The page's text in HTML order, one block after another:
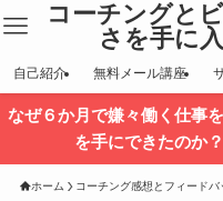
コーチングと
さを手に
自己紹介 無料メール講座
なぜ６か月で嫌々働く仕事
を手にできたのか
ホーム コーチング感想とフィードバ